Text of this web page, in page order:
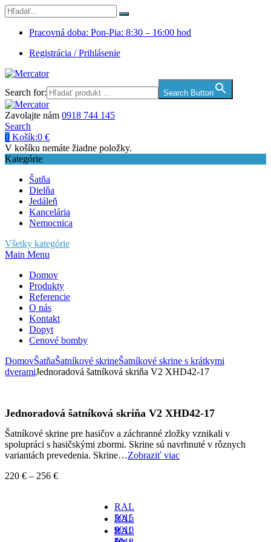
Pracovná doba: Pon-Pia: 8:30 – 16:00 hod
Registrácia / Prihlásenie
Search for: Search Button
Zavolajte nám 0918 744 145
Search
0 Košík:0 €
V košíku nemáte žiadne položky.
Kategórie
Šatňa
Dielňa
Jedáleň
Kancelária
Nemocnica
Všetky kategórie
Main Menu
Domov
Produkty
Referencie
O nás
Kontakt
Dopyt
Cenové bomby
DomovŠatňaŠatníkové skrineŠatníkové skrine s krátkymi
dveramiJednoradová šatníková skriňa V2 XHD42-17
Jednoradová šatníková skriňa V2 XHD42-17
Šatníkové skrine pre hasičov a záchranné zložky vznikali v
spolupráci s hasičskými zbormi. Skrine sú navrhnuté v rôznych
variantách prevedenia. Skrine…Zobraziť viac
220 € – 256 €
RAL
5015
-
za
RAL
9010
RAL